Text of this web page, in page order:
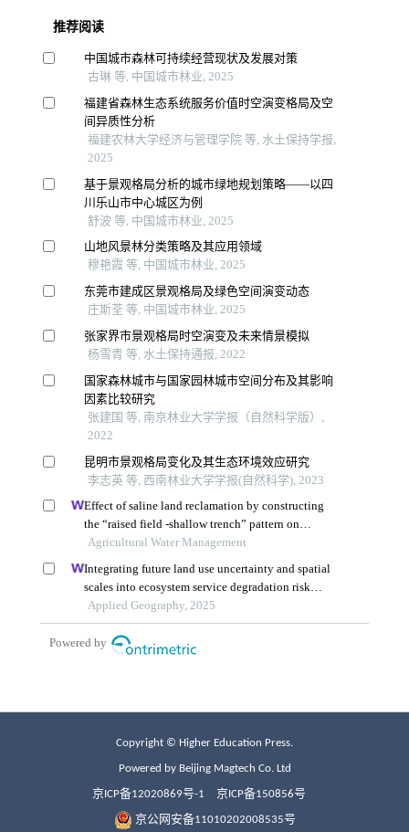
Copyright © Higher Education Press.
Powered by Beijing Magtech Co. Ltd
京ICP备12020869号-1 京ICP备150856号
京公网安备11010202008535号